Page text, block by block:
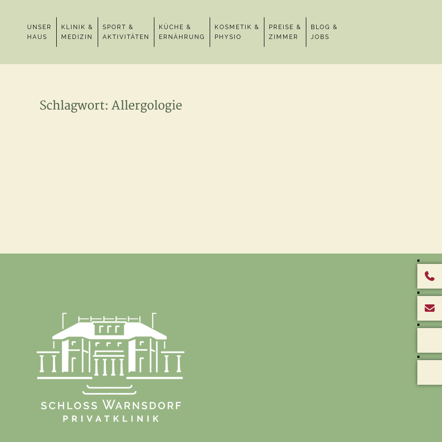
UNSER
HAUS
KLINIK &
MEDIZIN
SPORT &
AKTIVITÄTEN
KÜCHE &
ERNÄHRUNG
KOSMETIK &
PHYSIO
PREISE &
ZIMMER
BLOG &
JOBS
Schlagwort: Allergologie